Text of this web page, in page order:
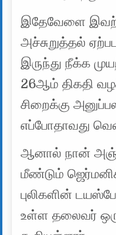
இதேவேளை
அச்சுறுத்தல்
இருந்து நீக்க
26ஆம் திகதி
சிறைக்கு
எப்போதாவது
ஆனால் நான்
மீண்டும்
புலிகளின்
உள்ள தலைவர்